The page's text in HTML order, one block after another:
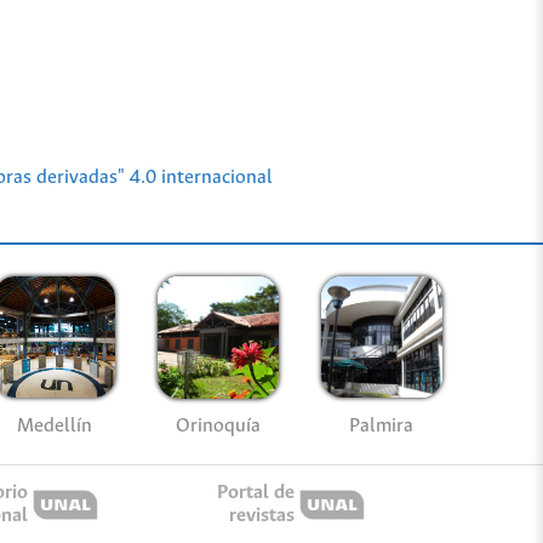
derivadas" 4.0 internacional
Medellín Orinoquía Palmira
Portal de
revistas